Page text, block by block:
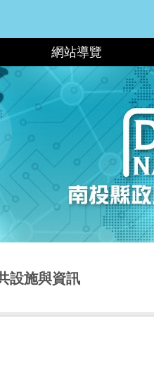
網站導覽
設施與資訊